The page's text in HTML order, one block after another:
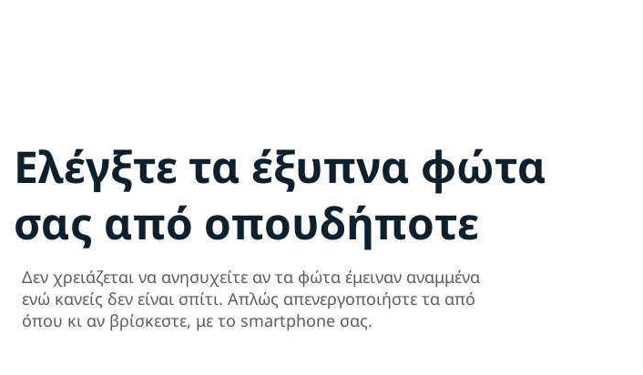
Ελέγξτε τα έξυπνα φώτα
σας από οπουδήποτε
Δεν χρειάζεται να ανησυχείτε αν τα φώτα έμειναν αναμμένα
ενώ κανείς δεν είναι σπίτι. Απλώς απενεργοποιήστε τα από
όπου κι αν βρίσκεστε, με το smartphone σας.